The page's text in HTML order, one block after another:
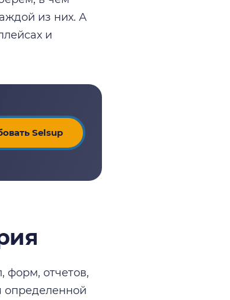
из них. А
и
Selsup
форм, отчетов,
определенной